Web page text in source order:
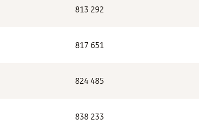
813 292
817 651
824 485
838 233